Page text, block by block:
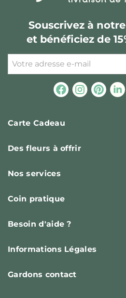
Souscrivez à
et bénéficiez de
Carte Cadeau
Des fleurs à offrir
Nos services
Coin pratique
Besoin d'aide ?
Informations Légales
Gardons contact